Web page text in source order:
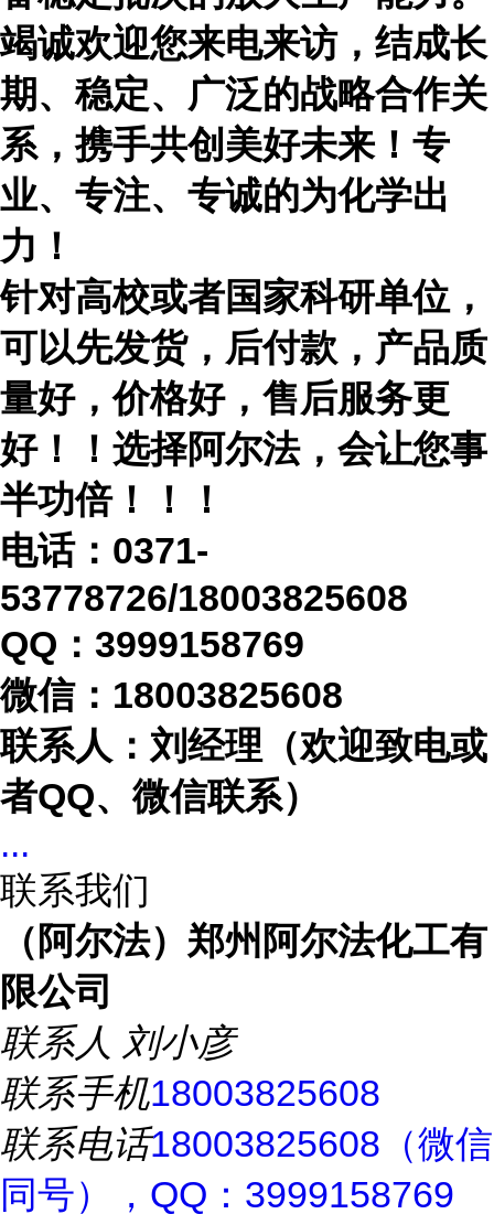
竭诚欢迎您来电来访，结成长
期、稳定、广泛的战略合作关
系，携手共创美好未来！专
业、专注、专诚的为化学出
力！
针对高校或者国家科研单位，
可以先发货，后付款，产品质
量好，价格好，售后服务更
好！！选择阿尔法，会让您事
半功倍！！！
电话： 0371-
53778726/18003825608
QQ：3999158769
微信： 18003825608
联系人：刘经理（欢迎致电或
者QQ、微信联系）
...
联系我们
（阿尔法）郑州阿尔法化工有
限公司
联系人 刘小彦
联系手机18003825608
联系电话18003825608（微信
同号），QQ：3999158769